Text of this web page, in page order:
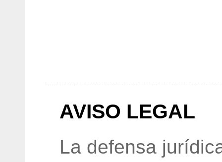
AVISO LEGAL
La defensa